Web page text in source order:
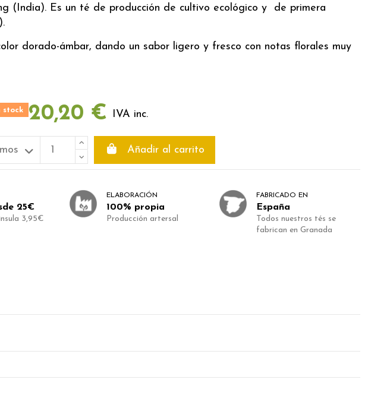
(India). Es un té de producción de cultivo ecológico y de primera
dorado-ámbar, dando un sabor ligero y fresco con notas florales muy
stock 20,20 € IVA inc.
Añadir al carrito
25€
3,95€
ELABORACIÓN
100% propia
Producción artersal
FABRICADO EN
España
Todos nuestros tés se
fabrican en Granada